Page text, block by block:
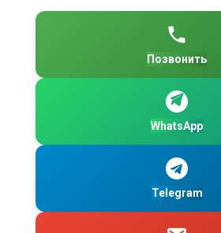
Позвонить
WhatsApp
Telegram